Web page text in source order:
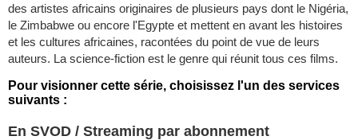
des artistes africains originaires de plusieurs pays dont le Nigéria,
le Zimbabwe ou encore l'Egypte et mettent en avant les histoires
et les cultures africaines, racontées du point de vue de leurs
auteurs. La science-fiction est le genre qui réunit tous ces films.
Pour visionner cette série, choisissez l'un des services
suivants :
En SVOD / Streaming par abonnement